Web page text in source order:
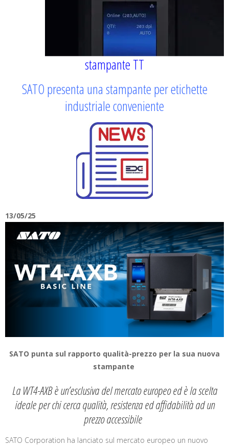
stampante TT
SATO presenta una stampante per etichette
industriale conveniente
13/05/25
SATO punta sul rapporto qualità-prezzo per la sua nuova
stampante
La WT4-AXB è un’esclusiva del mercato europeo ed è la scelta
ideale per chi cerca qualità, resistenza ed affidabilità ad un
prezzo accessibile
SATO Corporation ha lanciato sul mercato europeo un nuovo